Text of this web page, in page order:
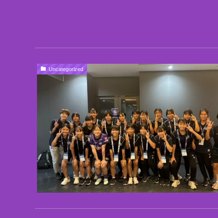
Uncategorized